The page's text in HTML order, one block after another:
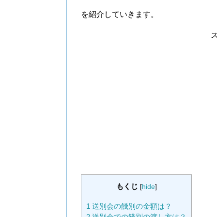
を紹介していきます。
もくじ [hide]
1 送別会の餞別の金額は？